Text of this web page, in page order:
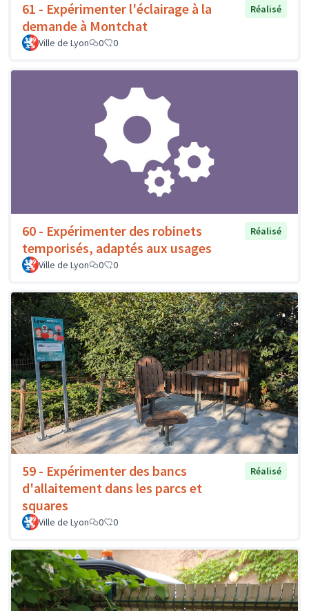
61 - Expérimenter l'éclairage à la
demande à Montchat
Réalisé
Ville de Lyon 0 0
60 - Expérimenter des robinets
temporisés, adaptés aux usages
Réalisé
Ville de Lyon 0 0
59 - Expérimenter des bancs
d'allaitement dans les parcs et
squares
Réalisé
Ville de Lyon 0 0